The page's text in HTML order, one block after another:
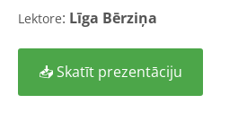
Lektore: Līga Bērziņa
📥 Skatīt prezentāciju